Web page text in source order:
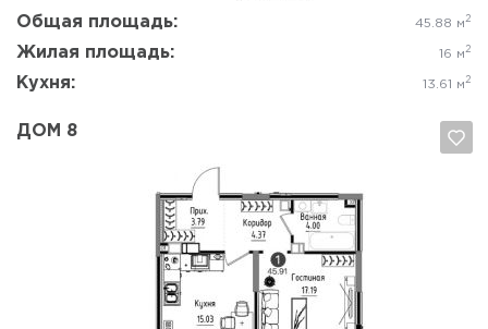
Общая площадь: 45.88 м 2
Жилая площадь: 16 м 2
Кухня: 13.61 м 2
ДОМ 8